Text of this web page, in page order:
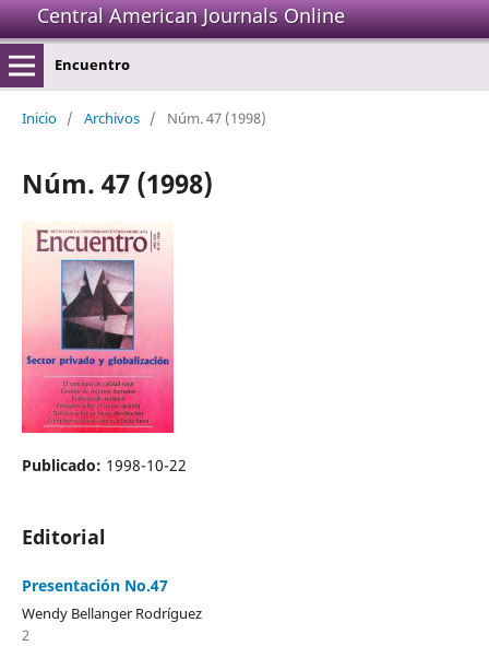
Central American Journals Online
Encuentro
Inicio / Archivos / Núm. 47 (1998)
Núm. 47 (1998)
Publicado: 1998-10-22
Editorial
Presentación No.47
Wendy Bellanger Rodríguez
2